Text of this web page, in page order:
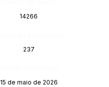
14266
237
15 de maio de 2026